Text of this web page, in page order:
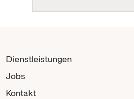
Dienstleistungen
Jobs
Kontakt